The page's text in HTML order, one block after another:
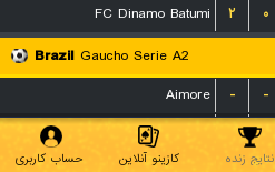
FC Dinamo Batumi
۲ ۰
Brazil Gaucho Serie A2
Aimore
- -
Santa Cruz RS
نتایج زنده کازینو آنلاین حساب کاربری